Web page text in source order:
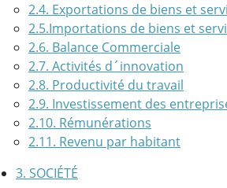
2.4. Exportations de biens et
2.5.Importations de biens et
2.6. Balance Commerciale
2.7. Activités d´innovation
2.8. Productivité du travail
2.9. Investissement des
2.10. Rémunérations
2.11. Revenu par habitant
3. SOCIÉTÉ